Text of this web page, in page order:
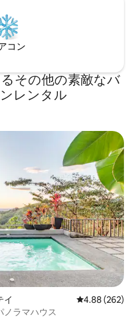
コン
その他の素敵なバ
レンタル
イ レビュー262
4.88 (262)
ノラマハウス